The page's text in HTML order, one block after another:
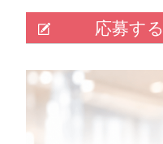
応募する